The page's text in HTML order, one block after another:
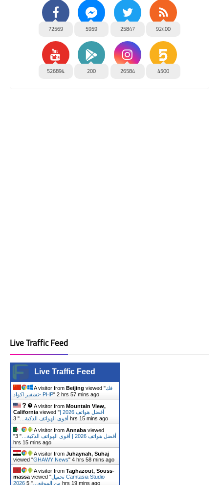
72569 5959 25847 92400
526894 200 26584 4500
Live Traffic Feed
Live Traffic Feed
A visitor from Beijing viewed "فك
تشفير اكواد- PHP" 2 hrs 57 mins ago
A visitor from Mountain View,
California viewed "أفضل هواتف 2026 |
أقوى الهواتف الذكية… "
3 hrs 15 mins ago
A visitor from Annaba viewed
"
أفضل هواتف 2026 | أقوى الهواتف الذكية… "
3
hrs 15 mins ago
A visitor from Juhaynah, Suhaj
viewed "GHAWY News" 4 hrs 58 mins ago
A visitor from Taghazout, Souss-
massa viewed "تحميل Camtasia Studio
2026 من الموقع… " 5 hrs 19 mins ago